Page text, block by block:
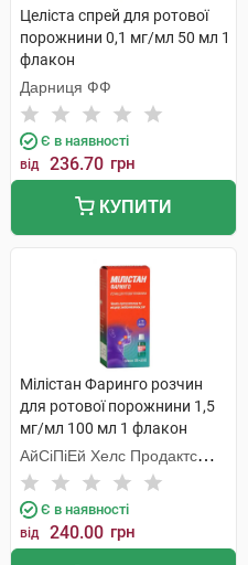
Целіста спрей для ротової
порожнини 0,1 мг/мл 50 мл 1
флакон
Дарниця ФФ
Є в наявності
від 236.70 грн
КУПИТИ
Мілістан Фаринго розчин
для ротової порожнини 1,5
мг/мл 100 мл 1 флакон
АйСіПіЕй Хелс Продактc
Лімітед
Є в наявності
від 240.00 грн